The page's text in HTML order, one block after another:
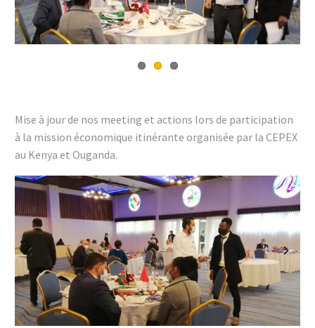
Mise à jour de nos meeting et actions lors de participation
à la mission économique itinérante organisée par la CEPEX
au Kenya et Ouganda.
Previous Next